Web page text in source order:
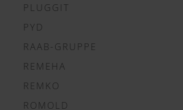
PLUGGIT
PYD
RAAB-GRUPPE
REMEHA
REMKO
ROMOLD